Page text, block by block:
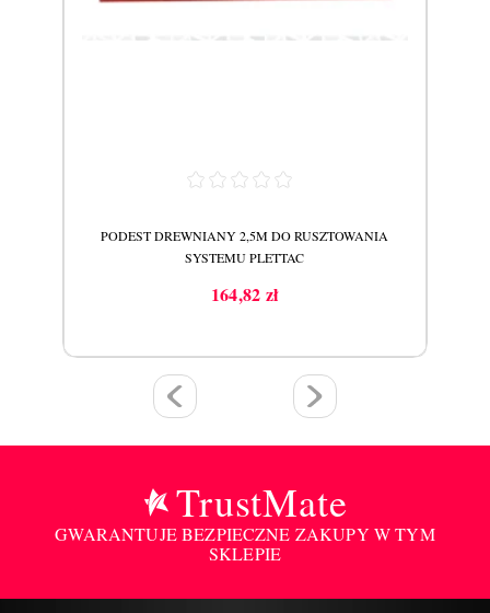
PODEST DREWNIANY 2,5M DO RUSZTOWANIA
SYSTEMU PLETTAC
Cena
164,82 zł
TrustMate
GWARANTUJE BEZPIECZNE ZAKUPY W TYM
SKLEPIE